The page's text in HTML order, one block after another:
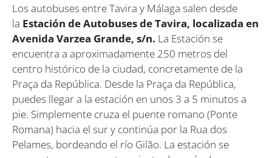
Los autobuses entre Tavira y Málaga salen desde
la Estación de Autobuses de Tavira, localizada en
Avenida Varzea Grande, s/n. La Estación se
encuentra a aproximadamente 250 metros del
centro histórico de la ciudad, concretamente de la
Praça da República. Desde la Praça da República,
puedes llegar a la estación en unos 3 a 5 minutos a
pie. Simplemente cruza el puente romano (Ponte
Romana) hacia el sur y continúa por la Rua dos
Pelames, bordeando el río Gilão. La estación se